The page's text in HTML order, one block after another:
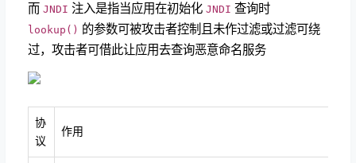
而 JNDI 注入是指当应用在初始化 JNDI 查询时
lookup() 的参数可被攻击者控制且未作过滤或过滤可绕
过，攻击者可借此让应用去查询恶意命名服务
协
议
作用